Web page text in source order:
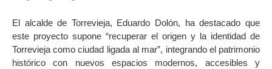
El alcalde de Torrevieja, Eduardo Dolón, ha destacado que
este proyecto supone “recuperar el origen y la identidad de
Torrevieja como ciudad ligada al mar”, integrando el patrimonio
histórico con nuevos espacios modernos, accesibles y